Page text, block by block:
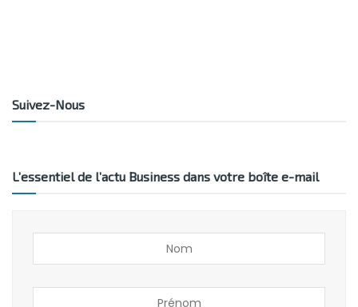
Suivez-Nous
L’essentiel de l’actu Business dans votre boîte e-mail